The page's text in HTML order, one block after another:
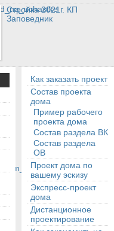
Стройка 2021г. КП
Заповедник
Как заказать проект
Состав проекта
дома
Пример рабочего
проекта дома
Состав раздела ВК
Состав раздела
ОВ
Проект дома по
вашему эскизу
Экспресс-проект
дома
Дистанционное
проектирование